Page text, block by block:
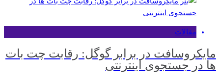
مقالات
مایکروسافت در برابر گوگل: رقابت چت بات
ها در جستجوی اینترنتی